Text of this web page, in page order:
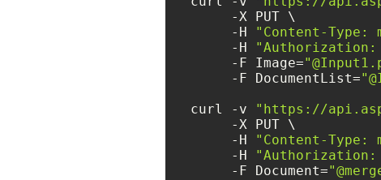
     -X PUT \
     -H
"Content-
     -H
"Authorization:
     -F Image=
     -F DocumentList=
curl -v
"https://
     -X PUT \
     -H
"Content-
     -H
"Authorization:
     -F Document=